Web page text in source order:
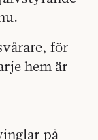
för
hem är
på